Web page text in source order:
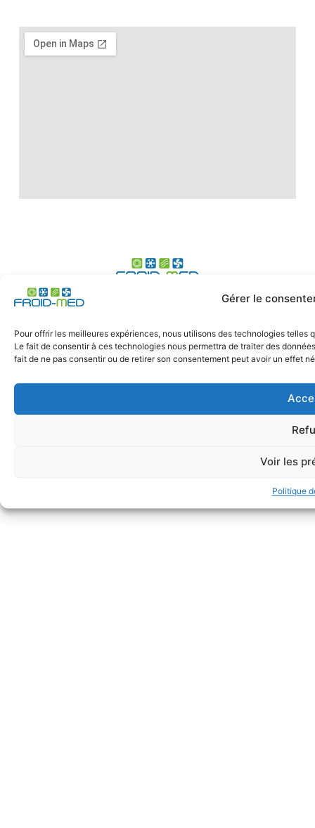
Gérer le
Pour offrir les meilleures expériences, nous utilisons des technologies
Le fait de consentir à ces technologies nous permettra de traiter des
fait de ne pas consentir ou de retirer son consentement peut avoir un effet
Voir les
Politique
Expert du génie climatique, climatisation, ECS,
Nice, Aix-en-Provence, région Provence Alpes Côtes
d'azur